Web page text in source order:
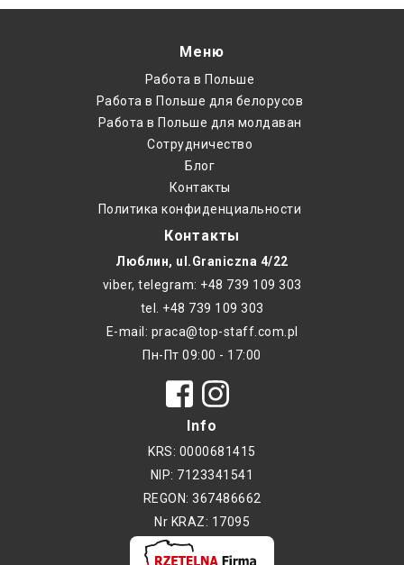
Меню
Работа в Польше
Работа в Польше для белорусов
Работа в Польше для молдаван
Cотрудничество
Блог
Контакты
Политика конфиденциальности
Контакты
Люблин, ul.Graniczna 4/22
viber, telegram: +48 739 109 303
tel. +48 739 109 303
E-mail: praca@top-staff.com.pl
Пн-Пт 09:00 - 17:00
Info
KRS: 0000681415
NIP: 7123341541
REGON: 367486662
Nr KRAZ: 17095